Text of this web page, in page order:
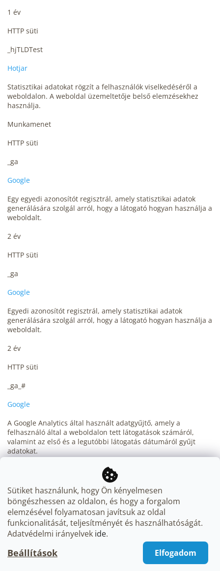
Sütiket használunk, hogy Ön kényelmesen
böngészhessen az oldalon, és hogy a forgalom
elemzésével folyamatosan javítsuk az oldal
funkcionalitását, teljesítményét és használhatóságát.
Adatvédelmi irányelvek ide.
Beállítások Elfogadom
1 év
HTTP süti
_hjTLDTest
Hotjar
Statisztikai adatokat rögzít a felhasználók viselkedéséről a
weboldalon. A weboldal üzemeltetője belső elemzésekhez
használja.
Munkamenet
HTTP süti
_ga
Google
Egy egyedi azonosítót regisztrál, amely statisztikai adatok
generálására szolgál arról, hogy a látogató hogyan használja a
weboldalt.
2 év
HTTP süti
_ga
Google
Egyedi azonosítót regisztrál, amely statisztikai adatok
generálására szolgál arról, hogy a látogató hogyan használja a
weboldalt.
2 év
HTTP süti
_ga_#
Google
A Google Analytics által használt adatgyűjtő, amely a
felhasználó által a weboldalon tett látogatások számáról,
valamint az első és a legutóbbi látogatás dátumáról gyűjt
adatokat.
HTTP süti
_gat
Google
A Google Analytics használja a kérések arányának
korlátozására.